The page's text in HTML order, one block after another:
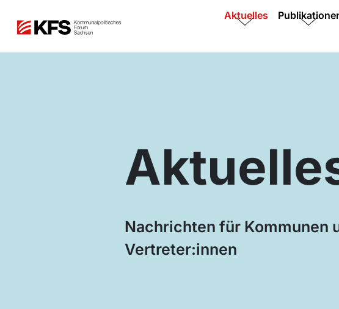
Aktuelles
Nachrichten für Kommunen
Vertreter:innen